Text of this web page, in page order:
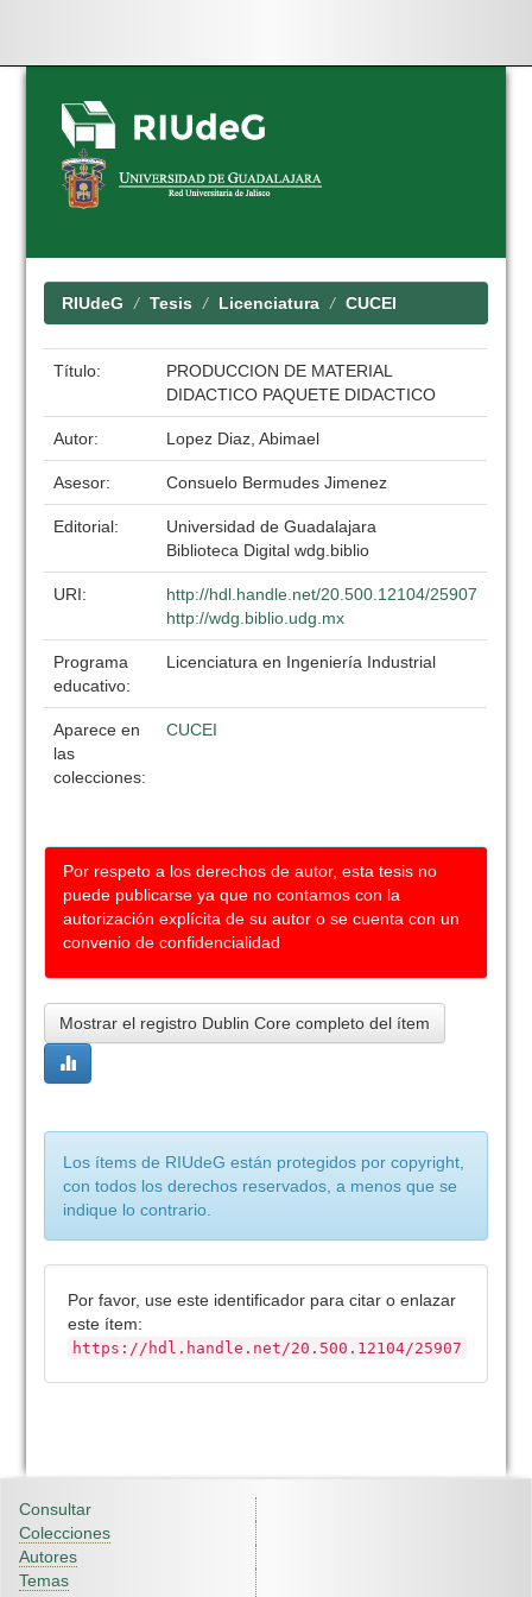
Skip
navigation
RIUdeG Tesis Licenciatura CUCEI
Título:
PRODUCCION DE MATERIAL
DIDACTICO PAQUETE DIDACTICO
Autor: Lopez Diaz, Abimael
Asesor: Consuelo Bermudes Jimenez
Editorial:
Universidad de Guadalajara
Biblioteca Digital wdg.biblio
URI:
http://hdl.handle.net/20.500.12104/25907
http://wdg.biblio.udg.mx
Programa
educativo:
Licenciatura en Ingeniería Industrial
Aparece en
las
colecciones:
CUCEI
Por respeto a los derechos de autor, esta tesis no
puede publicarse ya que no contamos con la
autorización explícita de su autor o se cuenta con un
convenio de confidencialidad
Mostrar el registro Dublin Core completo del ítem
Los ítems de RIUdeG están protegidos por copyright,
con todos los derechos reservados, a menos que se
indique lo contrario.
Por favor, use este identificador para citar o enlazar
este ítem:
https://hdl.handle.net/20.500.12104/25907
Consultar
Colecciones
Autores
Temas